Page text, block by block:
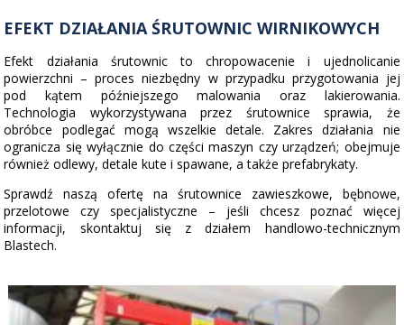
EFEKT DZIAŁANIA ŚRUTOWNIC WIRNIKOWYCH
Efekt działania śrutownic to chropowacenie i ujednolicanie
powierzchni – proces niezbędny w przypadku przygotowania jej
pod kątem późniejszego malowania oraz lakierowania.
Technologia wykorzystywana przez śrutownice sprawia, że
obróbce podlegać mogą wszelkie detale. Zakres działania nie
ogranicza się wyłącznie do części maszyn czy urządzeń; obejmuje
również odlewy, detale kute i spawane, a także prefabrykaty.
Sprawdź naszą ofertę na śrutownice zawieszkowe, bębnowe,
przelotowe czy specjalistyczne – jeśli chcesz poznać więcej
informacji, skontaktuj się z działem handlowo-technicznym
Blastech.